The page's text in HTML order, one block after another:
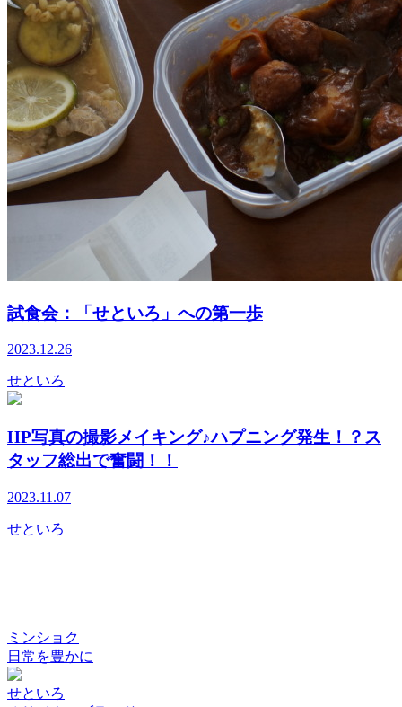
試食会：「せといろ」への第一歩
2023.12.26
せといろ
HP写真の撮影メイキング♪ハプニング発生！？ス
タッフ総出で奮闘！！
2023.11.07
せといろ
ミンショク
日常を豊かに
せといろ